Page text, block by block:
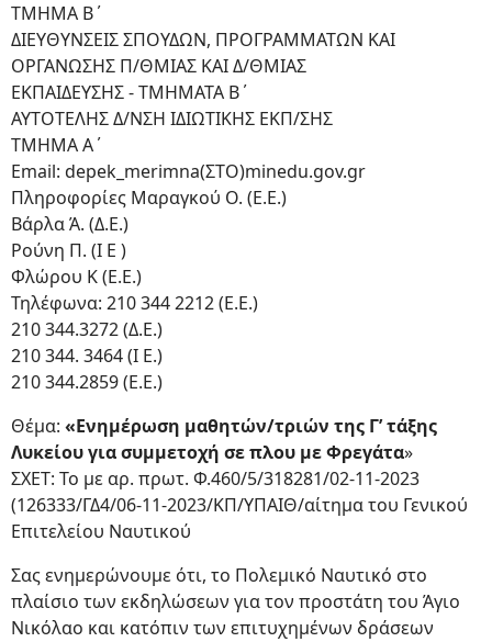
ΤΜΗΜΑ Β΄
ΔΙΕΥΘΥΝΣΕΙΣ ΣΠΟΥΔΩΝ, ΠΡΟΓΡΑΜΜΑΤΩΝ ΚΑΙ
ΟΡΓΑΝΩΣΗΣ Π/ΘΜΙΑΣ ΚΑΙ Δ/ΘΜΙΑΣ
ΕΚΠΑΙΔΕΥΣΗΣ - ΤΜΗΜΑΤΑ Β΄
ΑΥΤΟΤΕΛΗΣ Δ/ΝΣΗ ΙΔΙΩΤΙΚΗΣ ΕΚΠ/ΣΗΣ
ΤΜΗΜΑ Α΄
Email: depek_merimna(ΣΤΟ)minedu.gov.gr
Πληροφορίες Μαραγκού Ο. (Ε.Ε.)
Βάρλα Ά. (Δ.Ε.)
Ρούνη Π. (Ι Ε )
Φλώρου Κ (Ε.Ε.)
Τηλέφωνα: 210 344 2212 (Ε.Ε.)
210 344.3272 (Δ.Ε.)
210 344. 3464 (Ι Ε.)
210 344.2859 (Ε.Ε.)
Θέμα: «Ενημέρωση μαθητών/τριών της Γ’ τάξης
Λυκείου για συμμετοχή σε πλου με Φρεγάτα»
ΣΧΕΤ: Το με αρ. πρωτ. Φ.460/5/318281/02-11-2023
(126333/ΓΔ4/06-11-2023/ΚΠ/ΥΠΑΙΘ/αίτημα του Γενικού
Επιτελείου Ναυτικού
Σας ενημερώνουμε ότι, το Πολεμικό Ναυτικό στο
πλαίσιο των εκδηλώσεων για τον προστάτη του Άγιο
Νικόλαο και κατόπιν των επιτυχημένων δράσεων